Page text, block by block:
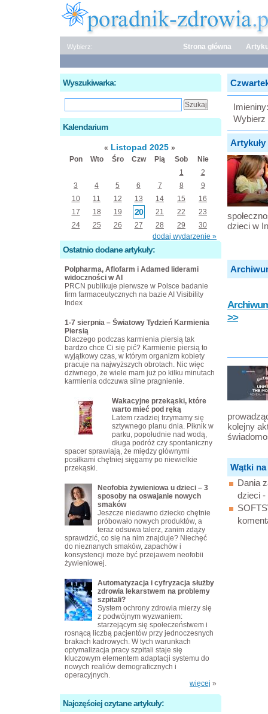
Wybierz: Strona główna
Wybierz
dzieci w
>>
kolejny
Wątki
Dania
dzieci -
Wyszukiwarka:
Kalendarium
« Listopad 2025 »
Pon
Wto Śro Czw Pią Sob
Nie
1
2
3
4 5 6 7 8
9
10
11 12 13 14 15
16
17
18 19 20 21 22
23
24
25 26 27 28 29
30
dodaj wydarzenie »
Ostatnio dodane artykuły:
Polpharma, Aflofarm i Adamed liderami
widoczności w AI
PRCN publikuje pierwsze w Polsce badanie
firm farmaceutycznych na bazie AI Visibility
Index
1-7 sierpnia – Światowy Tydzień Karmienia
Piersią
Dlaczego podczas karmienia piersią tak
bardzo chce Ci się pić? Karmienie piersią to
wyjątkowy czas, w którym organizm kobiety
pracuje na najwyższych obrotach. Nic więc
dziwnego, że wiele mam już po kilku minutach
karmienia odczuwa silne pragnienie.
Wakacyjne przekąski, które
warto mieć pod ręką
Latem rzadziej trzymamy się
sztywnego planu dnia. Piknik w
parku, popołudnie nad wodą,
długa podróż czy spontaniczny
spacer sprawiają, że między głównymi
posiłkami chętniej sięgamy po niewielkie
przekąski.
Neofobia żywieniowa u dzieci – 3
sposoby na oswajanie nowych
smaków
Jeszcze niedawno dziecko chętnie
próbowało nowych produktów, a
teraz odsuwa talerz, zanim zdąży
sprawdzić, co się na nim znajduje? Niechęć
do nieznanych smaków, zapachów i
konsystencji może być przejawem neofobii
żywieniowej.
Automatyzacja i cyfryzacja służby
zdrowia lekarstwem na problemy
szpitali?
System ochrony zdrowia mierzy się
z podwójnym wyzwaniem:
starzejącym się społeczeństwem i
rosnącą liczbą pacjentów przy jednoczesnych
brakach kadrowych. W tych warunkach
optymalizacja pracy szpitali staje się
kluczowym elementem adaptacji systemu do
nowych realiów demograficznych i
operacyjnych.
więcej »
Najczęściej czytane artykuły: